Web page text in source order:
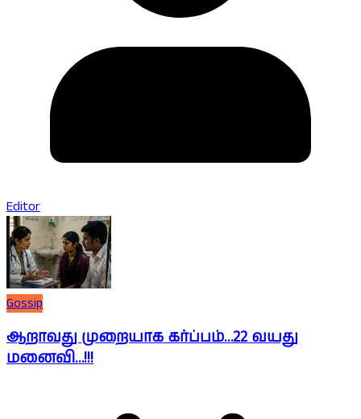
Editor
Gossip
ஆறாவது முறையாக கர்ப்பம்…22 வயது
மனைவி…!!!